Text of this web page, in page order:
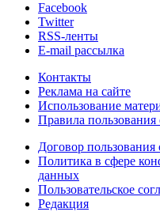
Facebook
Twitter
RSS-ленты
E-mail рассылка
Контакты
Реклама на сайте
Использование
Правила пользования
Договор пользования
Политика в сфере
данных
Пользовательское
Редакция